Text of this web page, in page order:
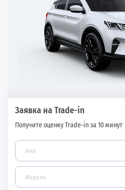
Заявка на Trade-in
Получите оценку Trade-in за 10 минут